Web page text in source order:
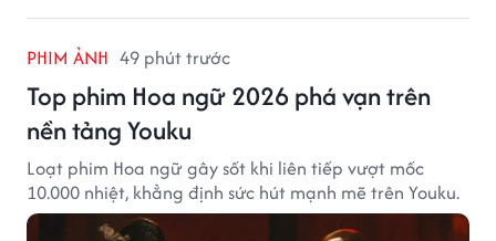
PHIM ẢNH 49 phút trước
Top phim Hoa ngữ 2026 phá vạn trên
nền tảng Youku
Loạt phim Hoa ngữ gây sốt khi liên tiếp vượt mốc
10.000 nhiệt, khẳng định sức hút mạnh mẽ trên Youku.